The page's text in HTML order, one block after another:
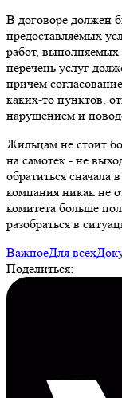
В договоре должен
предоставляемых
работ,
перечень услуг
причем
каких-то пунктов,
нарушением и
Жильцам не стоит
на самотек - не
обратиться
компания никак не
комитета больше
разобраться в
ВажноеДля всех
Поделиться: